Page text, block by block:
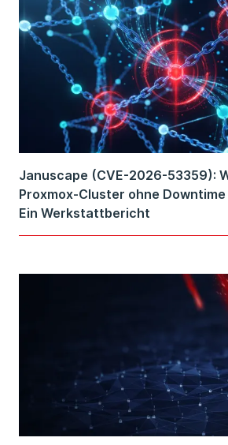
Januscape (CVE-2026-53359):
Proxmox-Cluster ohne
Ein Werkstattbericht